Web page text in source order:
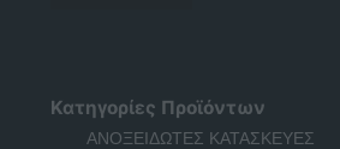
Κατηγορίες Προϊόντων
ΑΝΟΞΕΙΔΩΤΕΣ ΚΑΤΑΣΚΕΥΕΣ